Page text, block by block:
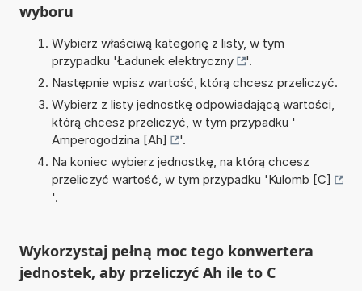
wyboru
Wybierz właściwą kategorię z listy, w tym
przypadku 'Ładunek elektryczny
'.
Następnie wpisz wartość, którą chcesz przeliczyć.
Wybierz z listy jednostkę odpowiadającą wartości,
którą chcesz przeliczyć, w tym przypadku '
Amperogodzina [Ah]
'.
Na koniec wybierz jednostkę, na którą chcesz
przeliczyć wartość, w tym przypadku 'Kulomb [C]
'.
Wykorzystaj pełną moc tego konwertera
jednostek, aby przeliczyć Ah ile to C